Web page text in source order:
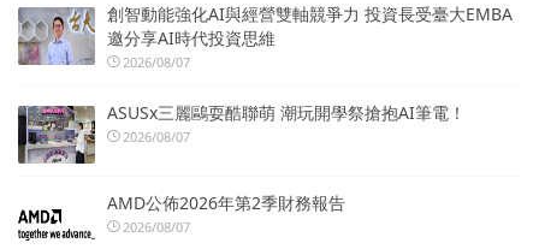
創智動能強化AI與經營雙軸競爭力 投資長受臺大EMBA
邀分享AI時代投資思維
2026/08/07
ASUSx三麗鷗耍酷聯萌 潮玩開學祭搶抱AI筆電！
2026/08/07
AMD公佈2026年第2季財務報告
2026/08/07